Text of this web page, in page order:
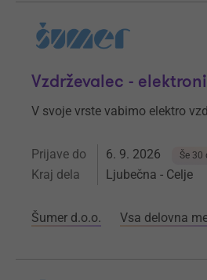
Vzdrževalec -
V svoje vrste vabimo elektro
Prijave do 6. 9. 2026 Še 30
Kraj dela Ljubečna - Celje
Šumer d.o.o. Vsa delovna